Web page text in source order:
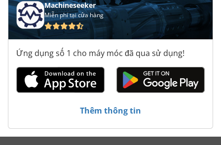
Machineseeker
Miễn phí tại cửa hàng
Ứng dụng số 1 cho máy móc đã qua sử dụng!
Thêm thông tin